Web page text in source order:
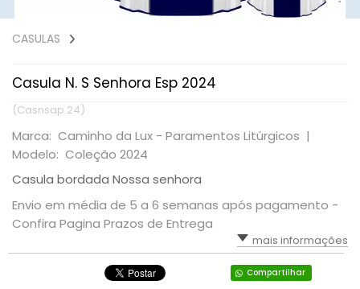
CASULAS
Casula N. S Senhora Esp 2024
(Casnsap.24)
Marca: Caminho da Lux - Paramentos Litúrgicos |
Modelo: Coleção 2024
Casula bordada Nossa senhora
Envio em média de 5 a 6 semanas após pagamento -
Confira Pagina Prazos de Entrega
mais informações
Compartilhar